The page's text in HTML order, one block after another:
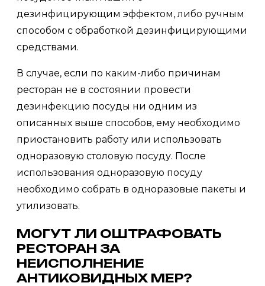
дезинфицирующим эффектом, либо ручным
способом с обработкой дезинфицирующими
средствами.
В случае, если по каким-либо причинам
ресторан не в состоянии провести
дезинфекцию посуды ни одним из
описанных выше способов, ему необходимо
приостановить работу или использовать
одноразовую столовую посуду. После
использования одноразовую посуду
необходимо собрать в одноразовые пакеты и
утилизовать.
МОГУТ ЛИ ОШТРАФОВАТЬ
РЕСТОРАН ЗА
НЕИСПОЛНЕНИЕ
АНТИКОВИДНЫХ МЕР?